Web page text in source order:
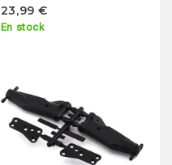
23,99 €
En stock